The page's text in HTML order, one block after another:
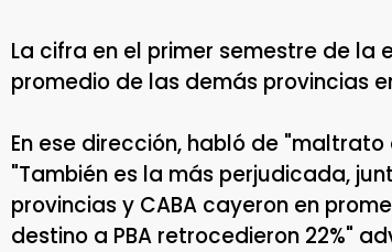
La cifra en el primer semestre de la
promedio de las demás provincias
En ese dirección, habló de
"También es la más perjudicada,
provincias y CABA cayeron en
destino a PBA retrocedieron 22%"